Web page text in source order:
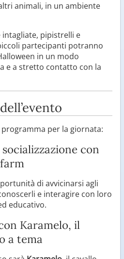
animali, in un ambiente
pipistrelli e
partecipanti potranno
in un modo
e a stretto contatto con la
per la giornata:
con
di avvicinarsi agli
e interagire con loro
educativo.
Karamelo, il
a tema